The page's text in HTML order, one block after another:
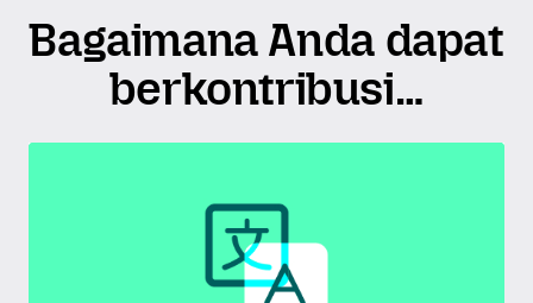
Bagaimana Anda dapat
berkontribusi…